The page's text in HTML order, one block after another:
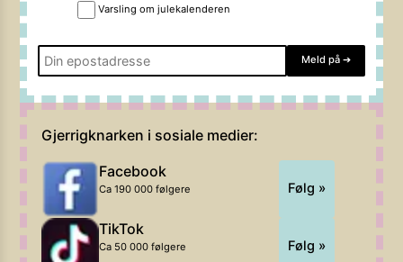
Varsling om julekalenderen
Meld på ➔
Gjerrigknarken i sosiale medier:
Facebook
Ca 190 000 følgere Følg »
TikTok
Ca 50 000 følgere Følg »